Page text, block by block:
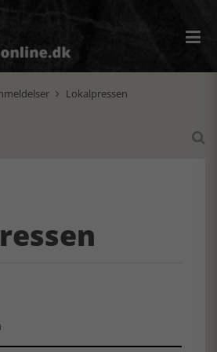
 Lokalpressen
